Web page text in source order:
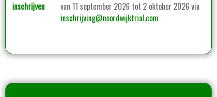
inschrijven
van 11 september 2026 tot 2 oktober 2026 via
inschrijving@noordwijktrial.com